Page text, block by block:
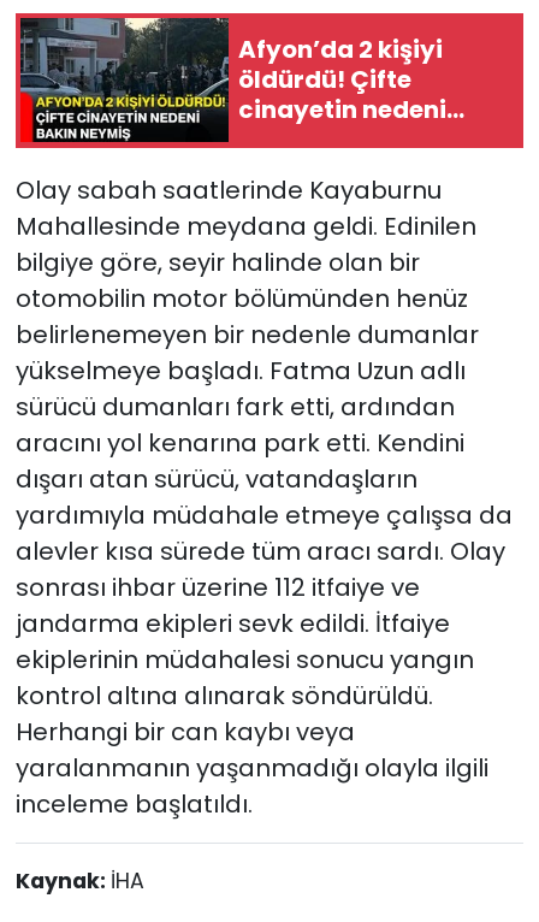
Afyon’da 2 kişiyi
öldürdü! Çifte
cinayetin nedeni
bakın neymiş
Olay sabah saatlerinde Kayaburnu
Mahallesinde meydana geldi. Edinilen
bilgiye göre, seyir halinde olan bir
otomobilin motor bölümünden henüz
belirlenemeyen bir nedenle dumanlar
yükselmeye başladı. Fatma Uzun adlı
sürücü dumanları fark etti, ardından
aracını yol kenarına park etti. Kendini
dışarı atan sürücü, vatandaşların
yardımıyla müdahale etmeye çalışsa da
alevler kısa sürede tüm aracı sardı. Olay
sonrası ihbar üzerine 112 itfaiye ve
jandarma ekipleri sevk edildi. İtfaiye
ekiplerinin müdahalesi sonucu yangın
kontrol altına alınarak söndürüldü.
Herhangi bir can kaybı veya
yaralanmanın yaşanmadığı olayla ilgili
inceleme başlatıldı.
Kaynak: İHA